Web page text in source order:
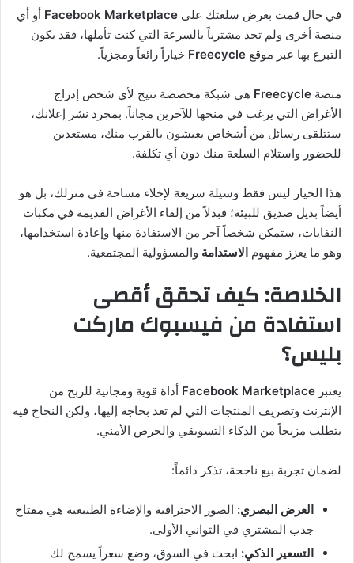
في حال قمت بعرض سلعتك على Facebook Marketplace أو أي
منصة أخرى ولم تجد مشترياً بالسرعة التي كنت تأملها، فقد يكون
التبرع بها عبر موقع Freecycle خياراً رائعاً ومجزياً.
منصة Freecycle هي شبكة مخصصة تتيح لأي شخص إدراج
الأغراض التي يرغب في منحها للآخرين مجاناً. بمجرد نشر إعلانك،
ستتلقى رسائل من أشخاص يعيشون بالقرب منك، مستعدين
للحضور واستلام السلعة منك دون أي تكلفة.
هذا الخيار ليس فقط وسيلة سريعة لإخلاء مساحة في منزلك، بل هو
أيضاً بديل صديق للبيئة؛ فبدلاً من إلقاء الأغراض القديمة في مكبات
النفايات، ستمكن شخصاً آخر من الاستفادة منها وإعادة استخدامها،
وهو ما يعزز مفهوم الاستدامة والمسؤولية المجتمعية.
الخلاصة: كيف تحقق أقصى
استفادة من فيسبوك ماركت
بليس؟
يعتبر Facebook Marketplace أداة قوية ومجانية للربح من
الإنترنت وتصريف المنتجات التي لم تعد بحاجة إليها، ولكن النجاح فيه
يتطلب مزيجاً من الذكاء التسويقي والحرص الأمني.
لضمان تجربة بيع ناجحة، تذكر دائماً:
العرض البصري: الصور الاحترافية والإضاءة الطبيعية هي مفتاح
جذب المشتري في الثواني الأولى.
التسعير الذكي: ابحث في السوق، وضع سعراً يسمح لك